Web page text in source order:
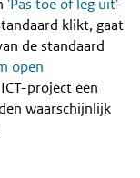
'Pas toe of leg uit'-
klikt, gaat
de standaard
open
project een
waarschijnlijk